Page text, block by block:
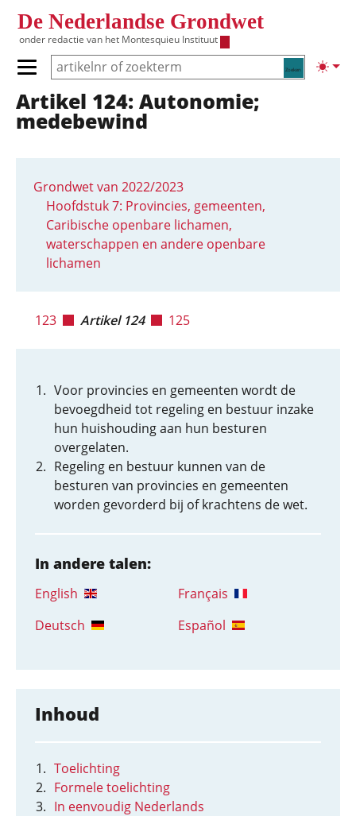
De Nederlandse Grondwet
onder redactie van het Montesquieu Instituut
Zoeken
Primair menu tonen/verbergen
Hoofdnavigatie
Artikel 124: Autonomie;
medebewind
Grondwet van 2022/2023
Hoofdstuk 7: Provincies, gemeenten,
Caribische openbare lichamen,
waterschappen en andere openbare
lichamen
123 Artikel 124 125
Voor provincies en gemeenten wordt de
bevoegdheid tot regeling en bestuur inzake
hun huishouding aan hun besturen
overgelaten.
Regeling en bestuur kunnen van de
besturen van provincies en gemeenten
worden gevorderd bij of krachtens de wet.
In andere talen:
English
Français
Deutsch
Español
Inhoud
Toelichting
Formele toelichting
In eenvoudig Nederlands